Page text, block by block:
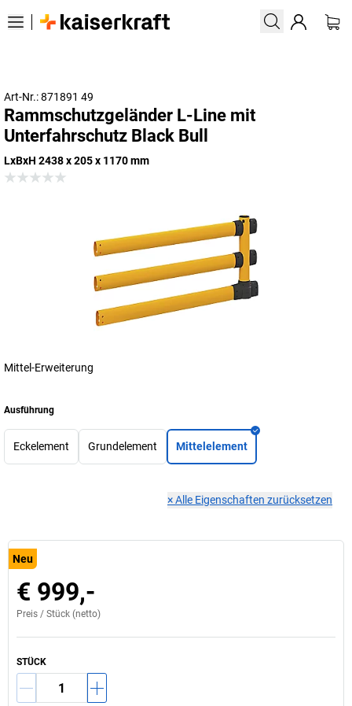
Art-Nr.: 871891 49
Rammschutzgeländer L-Line mit
Unterfahrschutz Black Bull
LxBxH 2438 x 205 x 1170 mm
Mittel-Erweiterung
Ausführung
Eckelement Grundelement Mittelelement
×Alle Eigenschaften zurücksetzen
Neu
€ 999,-
Preis / Stück (netto)
STÜCK